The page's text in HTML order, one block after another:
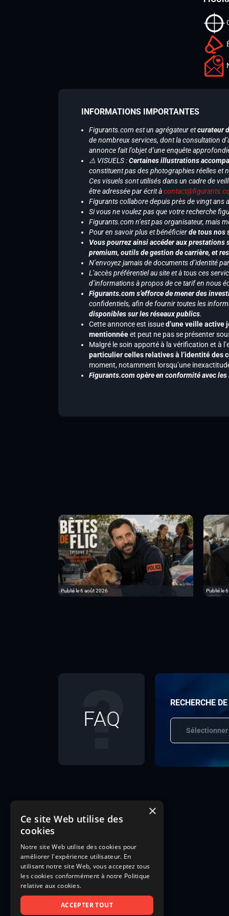
INFORMATIONS IMPORTANTES
Figurants.com est un agrégateur etcurateur
de nombreux services, dont la consultation
annonce fait l’objet d’une enquête
⚠️ VISUELS :Certaines illustrations
constituent pas des photographies réelles et
Ces visuels sont utilisés dans un cadre de
être adressée par écrit à
Figurants collabore depuis près de vingt ans
Si vous ne voulez pas que votre recherche
Figurants.com n’est pas organisateur, mais
Pour en savoir plus et bénéficierde tous nos
Vous pourrez ainsi accéder aux
premium, outils de gestion de carrière, et
N’envoyez jamais de documents d’identité
L’accès préférentiel au site et à tous ces
d’informations à propos de ce tarif en nous
Figurants.com s’efforce de mener des
confidentiels, afin de fournir toutes les
disponibles sur les réseaux publics.
Cette annonce est issued’une veille active
mentionnéeet peut ne pas se présenter
Malgré le soin apporté à la vérification et à
particulier celles relatives à l’identité des
moment, notamment lorsqu’une
Figurants.com opère en conformité avec les
Publié le 6 août 2026 Publié le
FAQ
RECHERCHE
Sélectionner
×
Ce site Web utilise des
cookies
Notre site Web utilise des cookies pour
améliorer l'expérience utilisateur. En
utilisant notre site Web, vous acceptez tous
les cookies conformément à notre Politique
relative aux cookies.
ACCEPTER TOUT